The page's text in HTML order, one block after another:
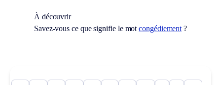
À découvrir
Savez-vous ce que signifie le motcongédiement ?